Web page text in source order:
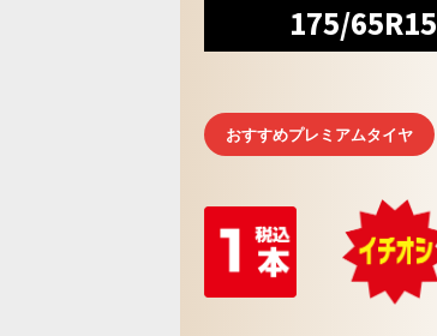
175/65R15
おすすめプレミアムタイヤ